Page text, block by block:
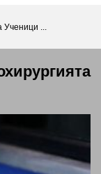
Ученици ...